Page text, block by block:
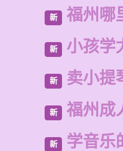
新 福州哪
新 小孩学
新 卖小提
新 福州成
新 学音乐